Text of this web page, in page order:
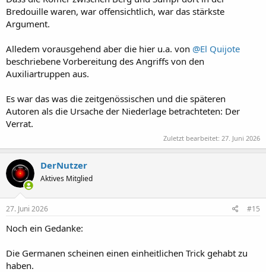
Bredouille waren, war offensichtlich, war das stärkste
Argument.
Alledem vorausgehend aber die hier u.a. von @El Quijote
beschriebene Vorbereitung des Angriffs von den
Auxiliartruppen aus.
Es war das was die zeitgenössischen und die späteren
Autoren als die Ursache der Niederlage betrachteten: Der
Verrat.
Zuletzt bearbeitet: 27. Juni 2026
DerNutzer
Aktives Mitglied
27. Juni 2026 #15
Noch ein Gedanke:
Die Germanen scheinen einen einheitlichen Trick gehabt zu
haben.